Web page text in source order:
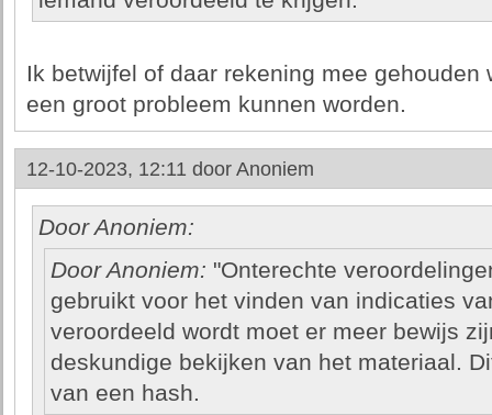
Ik betwijfel of daar rekening mee gehouden
een groot probleem kunnen worden.
12-10-2023, 12:11 door Anoniem
Door Anoniem:
Door Anoniem: "Onterechte
gebruikt voor het vinden van indicaties
veroordeeld wordt moet er meer bewijs
deskundige bekijken van het materiaal.
van een hash.